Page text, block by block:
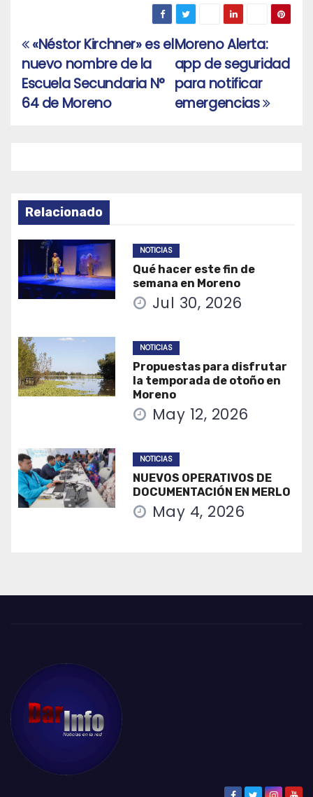
Navegación
de
entradas
Moreno Alerta:
app de seguridad
para notificar
emergencias
«Néstor Kirchner» es el
nuevo nombre de la
Escuela Secundaria N°
64 de Moreno
Relacionado
NOTICIAS
Qué hacer este fin de
semana en Moreno
Jul 30, 2026
NOTICIAS
Propuestas para disfrutar
la temporada de otoño en
Moreno
May 12, 2026
NOTICIAS
NUEVOS OPERATIVOS DE
DOCUMENTACIÓN EN MERLO
May 4, 2026